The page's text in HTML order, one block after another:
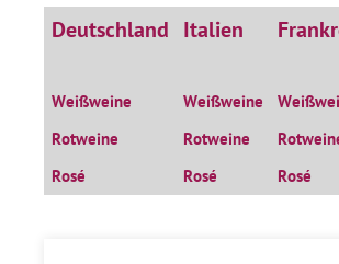
Deutschland Italien
Weißweine Weißweine
Rotweine
Rotweine
Rosé
Rosé Rosé